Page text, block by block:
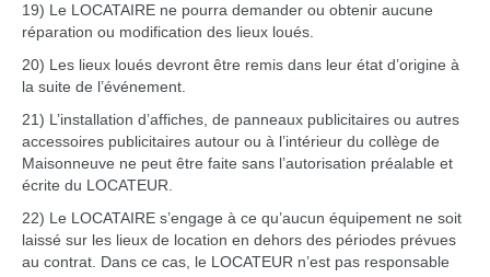
19) Le LOCATAIRE ne pourra demander ou obtenir aucune
réparation ou modification des lieux loués.
20) Les lieux loués devront être remis dans leur état d’origine à
la suite de l’événement.
21) L’installation d’affiches, de panneaux publicitaires ou autres
accessoires publicitaires autour ou à l’intérieur du collège de
Maisonneuve ne peut être faite sans l’autorisation préalable et
écrite du LOCATEUR.
22) Le LOCATAIRE s’engage à ce qu’aucun équipement ne soit
laissé sur les lieux de location en dehors des périodes prévues
au contrat. Dans ce cas, le LOCATEUR n’est pas responsable